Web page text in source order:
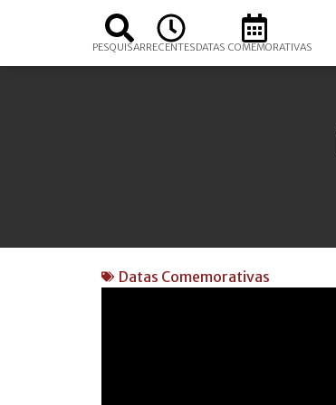
PESQUISARRECENTESDATAS COMEMORATIVAS
Datas Comemorativas